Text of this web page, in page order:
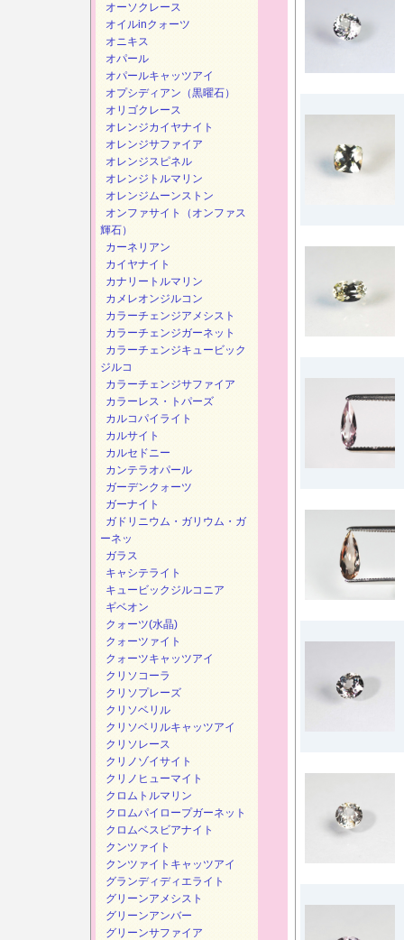
オーソクレース
オイルinクォーツ
オニキス
オパール
オパールキャッツアイ
オプシディアン（黒曜石）
オリゴクレース
オレンジカイヤナイト
オレンジサファイア
オレンジスピネル
オレンジトルマリン
オレンジムーンストン
オンファサイト（オンファス
輝石）
カーネリアン
カイヤナイト
カナリートルマリン
カメレオンジルコン
カラーチェンジアメシスト
カラーチェンジガーネット
カラーチェンジキュービック
ジルコ
カラーチェンジサファイア
カラーレス・トパーズ
カルコパイライト
カルサイト
カルセドニー
カンテラオパール
ガーデンクォーツ
ガーナイト
ガドリニウム・ガリウム・ガ
ーネッ
ガラス
キャシテライト
キュービックジルコニア
ギベオン
クォーツ(水晶)
クォーツァイト
クォーツキャッツアイ
クリソコーラ
クリソプレーズ
クリソベリル
クリソベリルキャッツアイ
クリソレース
クリノゾイサイト
クリノヒューマイト
クロムトルマリン
クロムパイロープガーネット
クロムベスビアナイト
クンツァイト
クンツァイトキャッツアイ
グランディディエライト
グリーンアメシスト
グリーンアンバー
グリーンサファイア